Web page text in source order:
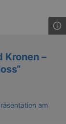
Kronen –
am